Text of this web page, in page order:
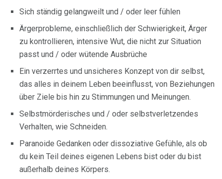
Sich ständig gelangweilt und / oder leer fühlen
Ärgerprobleme, einschließlich der Schwierigkeit, Ärger
zu kontrollieren, intensive Wut, die nicht zur Situation
passt und / oder wütende Ausbrüche
Ein verzerrtes und unsicheres Konzept von dir selbst,
das alles in deinem Leben beeinflusst, von Beziehungen
über Ziele bis hin zu Stimmungen und Meinungen.
Selbstmörderisches und / oder selbstverletzendes
Verhalten, wie Schneiden.
Paranoide Gedanken oder dissoziative Gefühle, als ob
du kein Teil deines eigenen Lebens bist oder du bist
außerhalb deines Körpers.